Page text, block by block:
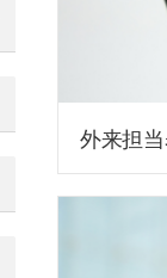
外来担